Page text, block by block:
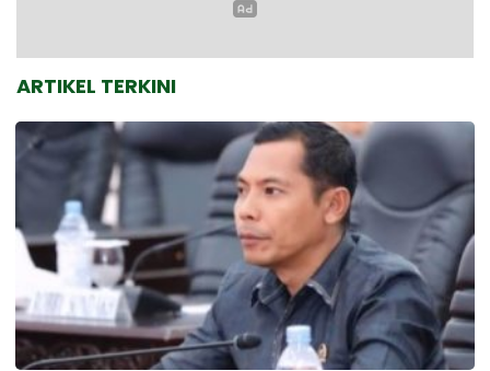
ARTIKEL TERKINI